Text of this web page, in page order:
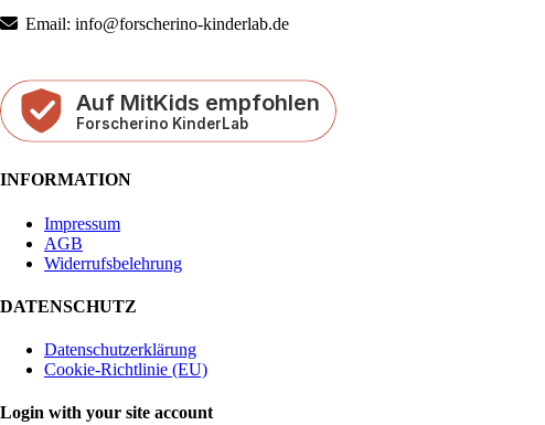
Email: info@forscherino-kinderlab.de
INFORMATION
Impressum
AGB
Widerrufsbelehrung
DATENSCHUTZ
Datenschutzerklärung
Cookie-Richtlinie (EU)
Login with your site account